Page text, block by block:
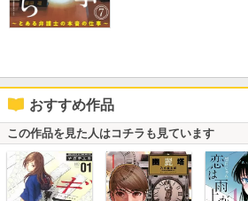
おすすめ作品
この作品を見た人はコチラも見ています